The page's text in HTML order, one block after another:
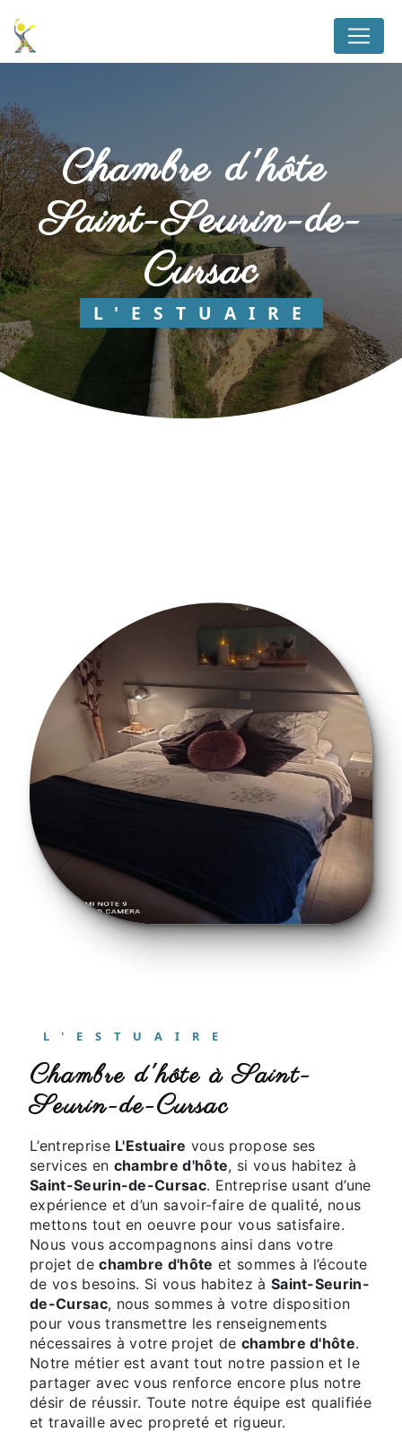
chambre d'hôte
Saint-Seurin-de-
Cursac
L'ESTUAIRE
L'ESTUAIRE
chambre d'hôte à Saint-
Seurin-de-Cursac
L’entreprise L'Estuaire vous propose ses
services en chambre d'hôte, si vous habitez à
Saint-Seurin-de-Cursac. Entreprise usant d’une
expérience et d’un savoir-faire de qualité, nous
mettons tout en oeuvre pour vous satisfaire.
Nous vous accompagnons ainsi dans votre
projet dechambre d'hôte et sommes à l’écoute
de vos besoins. Si vous habitez à Saint-Seurin-
de-Cursac, nous sommes à votre disposition
pour vous transmettre les renseignements
nécessaires à votre projet de chambre d'hôte.
Notre métier est avant tout notre passion et le
partager avec vous renforce encore plus notre
désir de réussir. Toute notre équipe est qualifiée
et travaille avec propreté et rigueur.